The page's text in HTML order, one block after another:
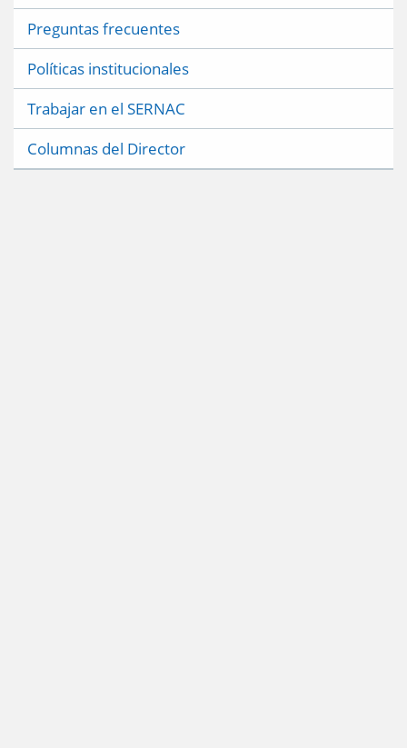
Preguntas frecuentes
Políticas institucionales
Trabajar en el SERNAC
Columnas del Director